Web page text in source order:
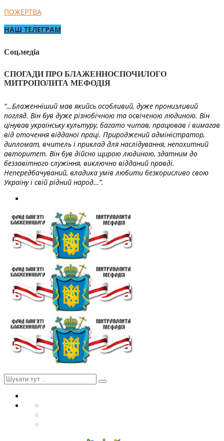
ПОЖЕРТВА
НАШ ТЕЛЕГРАМ
Соц.медіа
СПОГАДИ ПРО БЛАЖЕННОСПОЧИЛОГО
МИТРОПОЛИТА МЕФОДІЯ
“…Блаженніший мав якийсь особливий, дуже пронизливий
погляд. Він був дуже різнобічною та освіченою людиною. Він
цінував українську культуру, багато читав, працював і вимагав
від оточення відданої праці. Природжений адміністратор,
дипломат, вчитель і приклад для наслідування, непохитний
авторитет. Він був дійсно щирою людиною, здатним до
беззавітного служіння, виключно відданий правді.
Непередбачуваний, владика умів любити безкорисливо свою
Україну і свій рідний народ…”.